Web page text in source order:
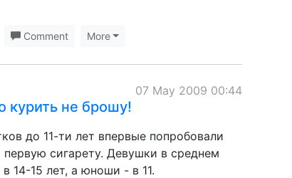
Dropdown
Comment More
07 May 2009 00:44
курить не брошу!
до 11-ти лет впервые попробовали
первую сигарету. Девушки в среднем
14-15 лет, а юноши - в 11.